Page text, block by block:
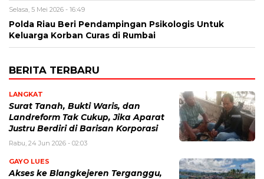
Selasa, 5 Mei 2026 - 16:49
Polda Riau Beri Pendampingan Psikologis Untuk
Keluarga Korban Curas di Rumbai
BERITA TERBARU
LANGKAT
Surat Tanah, Bukti Waris, dan
Landreform Tak Cukup, Jika Aparat
Justru Berdiri di Barisan Korporasi
Rabu, 24 Jun 2026 - 02:03
GAYO LUES
Akses ke Blangkejeren Terganggu,